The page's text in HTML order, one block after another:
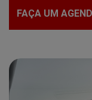
FAÇA UM